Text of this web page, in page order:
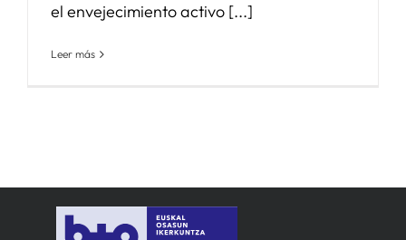
el envejecimiento activo [...]
Leer más